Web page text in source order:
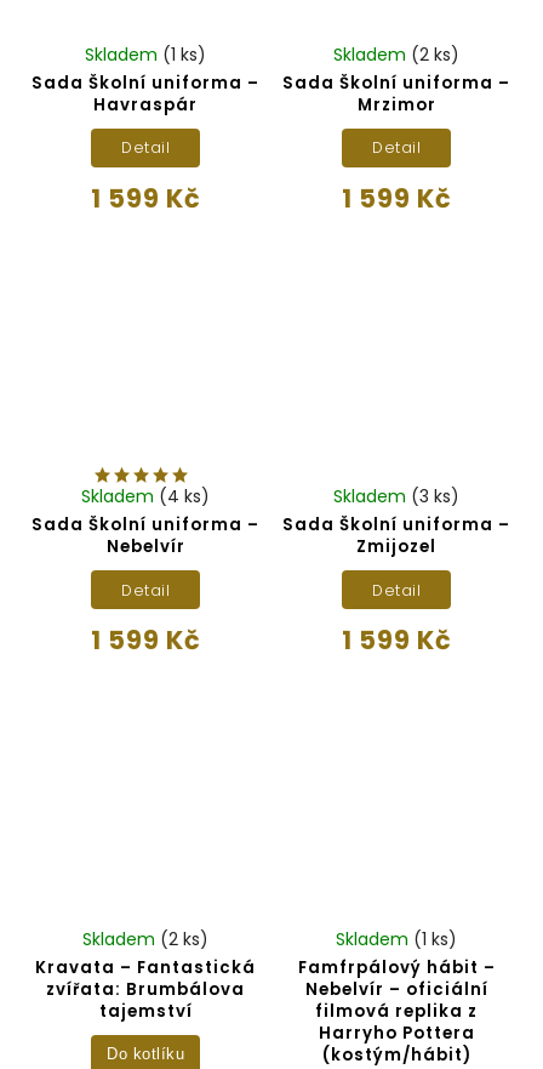
Sada Školní uniforma –
Havraspár
Skladem (1 ks)
1 599 Kč
Detail
Sada Školní uniforma –
Mrzimor
Skladem (2 ks)
1 599 Kč
Detail
Sada Školní uniforma –
Nebelvír
Skladem (4 ks)
1 599 Kč
Detail
Sada Školní uniforma –
Zmijozel
Skladem (3 ks)
1 599 Kč
Detail
Kravata – Fantastická
zvířata: Brumbálova
tajemství
Skladem (2 ks)
Do kotlíku
Famfrpálový hábit –
Nebelvír – oficiální
filmová replika z
Harryho Pottera
(kostým/hábit)
Skladem (1 ks)